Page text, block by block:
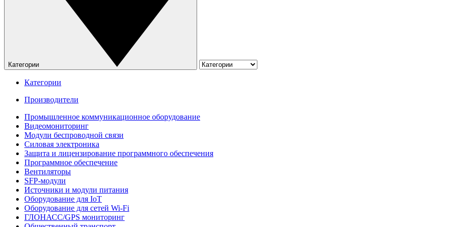
Категории
Категории
Производители
Промышленное коммуникационное оборудование
Видеомониторинг
Модули беспроводной связи
Силовая электроника
Защита и лицензирование программного обеспечения
Программное обеспечение
Вентиляторы
SFP-модули
Источники и модули питания
Оборудование для IoT
Оборудование для сетей Wi-Fi
ГЛОНАСС/GPS мониторинг